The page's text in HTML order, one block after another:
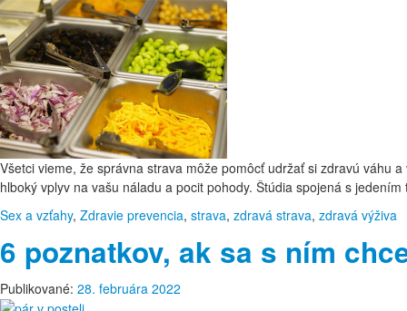
Všetci vieme, že správna strava môže pomôcť udržať si zdravú váhu
hlboký vplyv na vašu náladu a pocit pohody. Štúdia spojená s
Sex a vzťahy, Zdravie prevencia, strava, zdravá strava, zdravá výživa
6 poznatkov, ak sa s ním
Publikované: 28. februára 2022